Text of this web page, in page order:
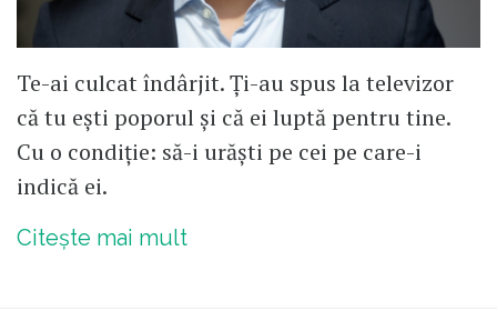
Te-ai culcat îndârjit. Ți-au spus la televizor
că tu ești poporul și că ei luptă pentru tine.
Cu o condiție: să-i urăști pe cei pe care-i
indică ei.
Citește mai mult